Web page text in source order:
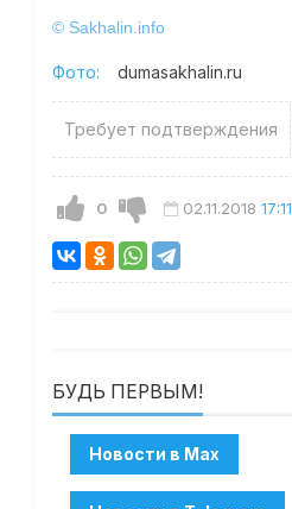
© Sakhalin.info
Фото: dumasakhalin.ru
Требует подтверждения
0 02.11.2018 17:11
БУДЬ ПЕРВЫМ!